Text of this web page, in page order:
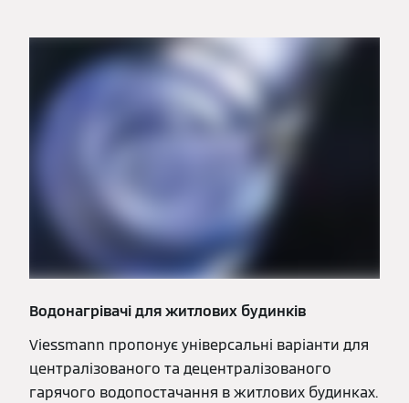
Водонагрівачі для житлових будинків
Viessmann пропонує універсальні варіанти для
централізованого та децентралізованого
гарячого водопостачання в житлових будинках.